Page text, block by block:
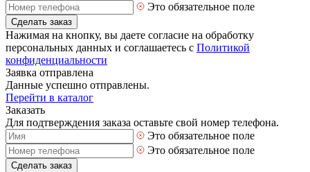
Это обязательное поле
Сделать заказ
Нажимая на кнопку, вы даете согласие на обработку
персональных данных и соглашаетесь с Политикой
конфиденциальности
Заявка отправлена
Данные успешно отправлены.
Перейти в каталог
Заказать
Для подтверждения заказа оставьте свой номер телефона.
Это обязательное поле
Это обязательное поле
Сделать заказ